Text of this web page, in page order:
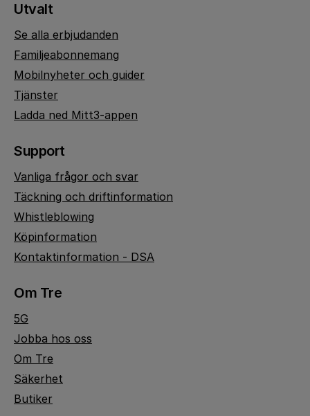
Utvalt
Se alla erbjudanden
Familjeabonnemang
Mobilnyheter och guider
Tjänster
Ladda ned Mitt3-appen
Support
Vanliga frågor och svar
Täckning och driftinformation
Whistleblowing
Köpinformation
Kontaktinformation - DSA
Om Tre
5G
Jobba hos oss
Om Tre
Säkerhet
Butiker